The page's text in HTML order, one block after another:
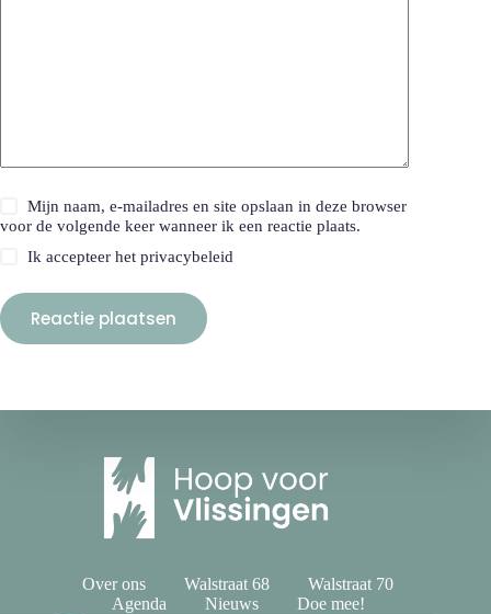
Mijn naam, e-mailadres en site opslaan in deze browser
voor de volgende keer wanneer ik een reactie plaats.
Ik accepteer hetprivacybeleid
Reactie plaatsen
Over ons Walstraat 68
Walstraat 70
Agenda
Nieuws
Doe mee!